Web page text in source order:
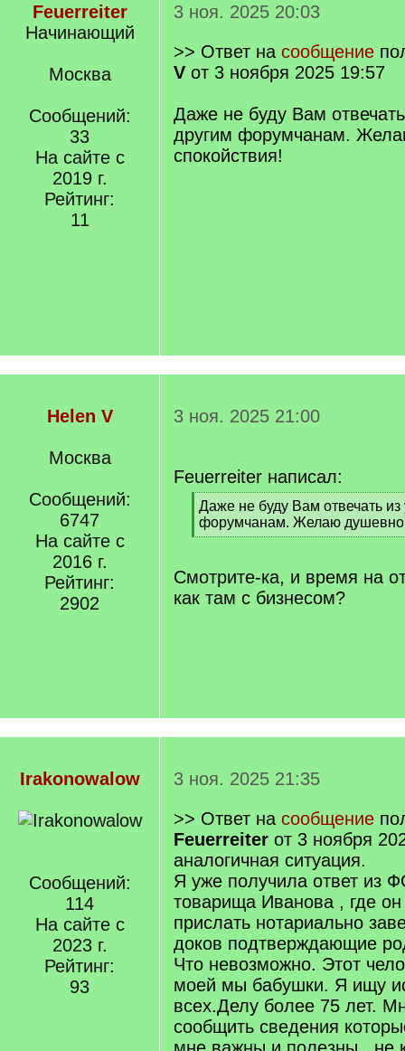
Feuerreiter
Начинающий
Москва
Сообщений:
33
На сайте с
2019 г.
Рейтинг:
11
3 ноя. 2025 20:03
>> Ответ на сообщение
V от 3 ноября 2025 19:57
Даже не буду Вам
другим форумчанам.
спокойствия!
Helen V
Москва
Сообщений:
6747
На сайте с
2016 г.
Рейтинг:
2902
3 ноя. 2025 21:00
Feuerreiter написал:
[
q
]
Даже не буду Вам отвечать
форумчанам. Желаю
[
q
]
Смотрите-ка, и время на
как там с бизнесом?
Irakonowalow
Сообщений:
114
На сайте с
2023 г.
Рейтинг:
93
3 ноя. 2025 21:35
>> Ответ на сообщение
Feuerreiter от 3 ноября
аналогичная ситуация.
Я уже получила ответ из
товарища Иванова , где
прислать нотариально
доков подтверждающие
Что невозможно. Этот
моей мы бабушки. Я ищу
всех.Делу более 75 лет.
сообщить сведения